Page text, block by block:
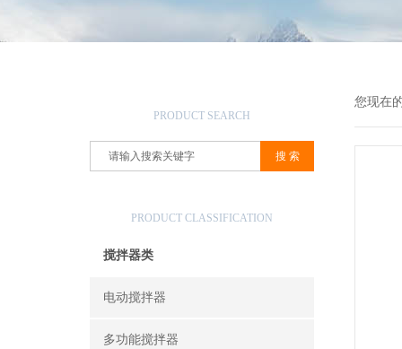
PRODUCT SEARCH
PRODUCT CLASSIFICATION
搅拌器类
电动搅拌器
多功能搅拌器
您现在